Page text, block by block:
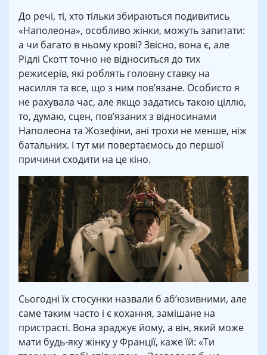
До речі, ті, хто тільки збираються подивитись
«Наполеона», особливо жінки, можуть запитати:
а чи багато в ньому крові? Звісно, вона є, але
Рідлі Скотт точно не відноситься до тих
режисерів, які роблять головну ставку на
насилля та все, що з ним пов’язане. Особисто я
не рахувала час, але якщо задатись такою ціллю,
то, думаю, сцен, пов’язаних з відносинами
Наполеона та Жозефіни, ані трохи не менше, ніж
батальних. І тут ми повертаємось до першої
причини сходити на це кіно.
Сьогодні їх стосунки назвали б аб’юзивними, але
саме таким часто і є кохання, замішане на
пристрасті. Вона зраджує йому, а він, який може
мати будь-яку жінку у Франції, каже їй: «Ти